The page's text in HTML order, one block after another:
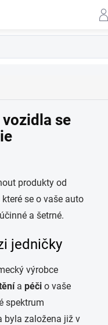
se
produkty od
se o vaše auto
a šetrné.
jedničky
výrobce
a péči o vaše
spektrum
byla založena již v